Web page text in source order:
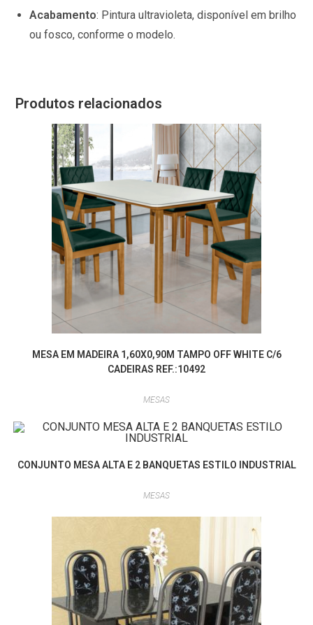
Acabamento: Pintura ultravioleta, disponível em brilho
ou fosco, conforme o modelo.
Produtos relacionados
MESA EM MADEIRA 1,60X0,90M TAMPO OFF WHITE C/6
CADEIRAS REF.:10492
MESAS
CONJUNTO MESA ALTA E 2 BANQUETAS ESTILO INDUSTRIAL
MESAS